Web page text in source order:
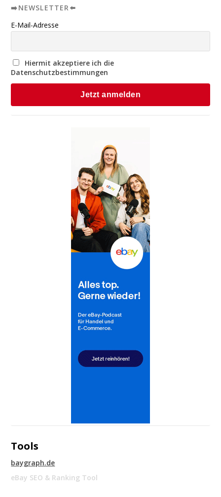
➡️NEWSLETTER⬅️
E-Mail-Adresse
Hiermit akzeptiere ich die
Datenschutzbestimmungen
Tools
baygraph.de
eBay SEO & Ranking Tool